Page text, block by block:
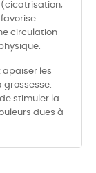
(cicatrisation,
circulation
apaiser les
grossesse.
stimuler la
dues à